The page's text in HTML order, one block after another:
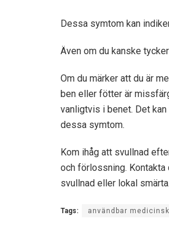
Dessa symtom kan
Även om du kanske
Om du märker att du är
ben eller fötter är
vanligtvis i benet. Det
dessa symtom.
Kom ihåg att svullnad
och förlossning. Kontakta
svullnad eller lokal smärta.
Tags: användbar